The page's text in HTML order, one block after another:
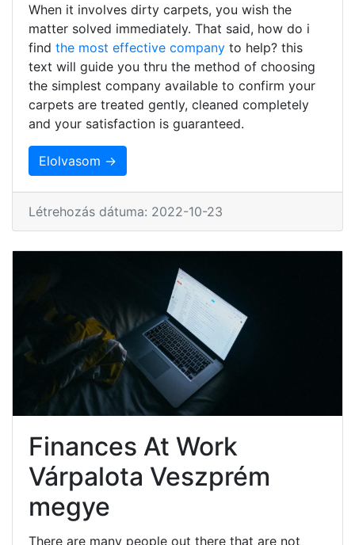
When it involves dirty carpets, you wish the
matter solved immediately. That said, how do i
find the most effective company to help? this
text will guide you thru the method of choosing
the simplest company available to confirm your
carpets are treated gently, cleaned completely
and your satisfaction is guaranteed.
Elolvasom →
Létrehozás dátuma: 2022-10-23
Finances At Work
Várpalota Veszprém
megye
There are many people out there that are not